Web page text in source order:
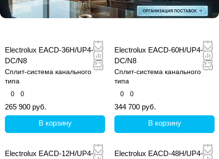
Electrolux EACD-36H/UP4-
DC/N8
Сплит-система канального
типа
0 0
265 900 руб.
В корзину
Electrolux EACD-60H/UP4-
DC/N8
Сплит-система канального
типа
0 0
344 700 руб.
В корзину
Electrolux EACD-12H/UP4-
Electrolux EACD-48H/UP4-